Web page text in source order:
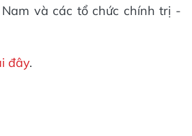
và các tổ chức chính trị -
đây.